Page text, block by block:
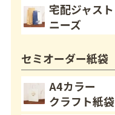
宅配ジャスト
ニーズ
セミオーダー紙袋
A4カラー
クラフト紙袋